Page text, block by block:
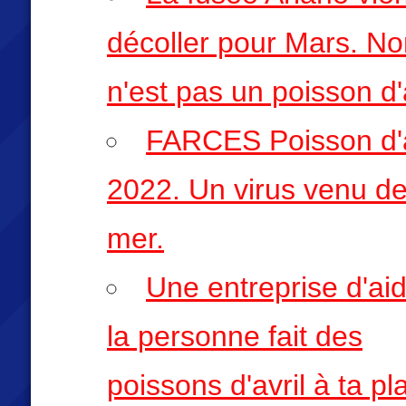
décoller pour Mars.
n'est pas un poisson
FARCES Poisson
2022. Un virus venu
mer.
Une entreprise
la personne fait des
poissons d'avril à ta